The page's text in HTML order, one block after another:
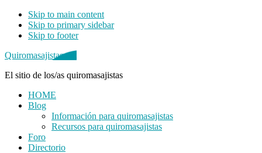
Skip to main content
Skip to primary sidebar
Skip to footer
Quiromasajistas.net
El sitio de los/as quiromasajistas
HOME
Blog
Información para quiromasajistas
Recursos para quiromasajistas
Foro
Directorio